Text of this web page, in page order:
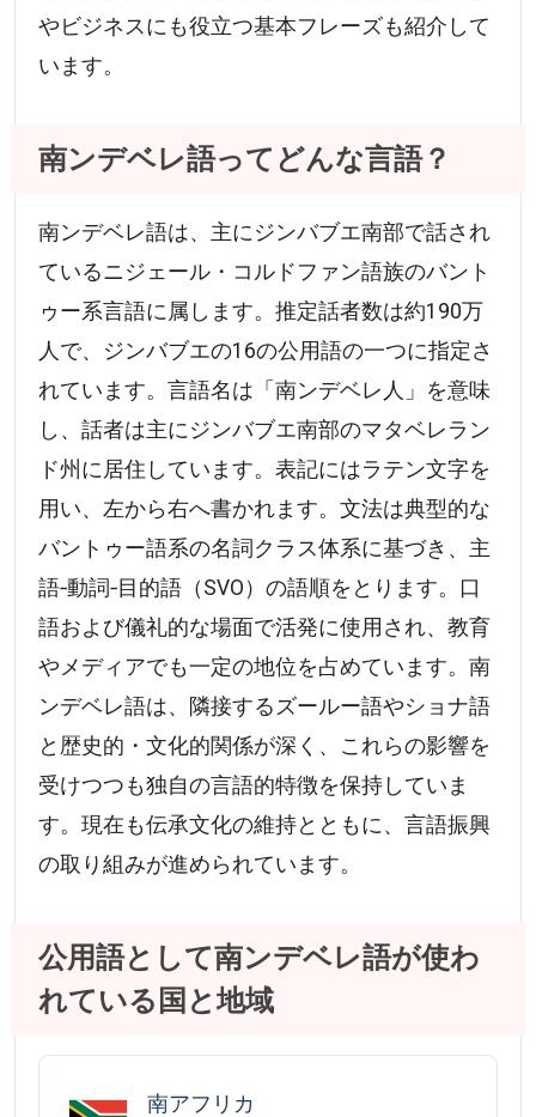
やビジネスにも役立つ基本フレーズも紹介して
います。
南ンデベレ語ってどんな言語？
南ンデベレ語は、主にジンバブエ南部で話され
ているニジェール・コルドファン語族のバント
ゥー系言語に属します。推定話者数は約190万
人で、ジンバブエの16の公用語の一つに指定さ
れています。言語名は「南ンデベレ人」を意味
し、話者は主にジンバブエ南部のマタベレラン
ド州に居住しています。表記にはラテン文字を
用い、左から右へ書かれます。文法は典型的な
バントゥー語系の名詞クラス体系に基づき、主
語‐動詞‐目的語（SVO）の語順をとります。口
語および儀礼的な場面で活発に使用され、教育
やメディアでも一定の地位を占めています。南
ンデベレ語は、隣接するズールー語やショナ語
と歴史的・文化的関係が深く、これらの影響を
受けつつも独自の言語的特徴を保持していま
す。現在も伝承文化の維持とともに、言語振興
の取り組みが進められています。
公用語として南ンデベレ語が使わ
れている国と地域
南アフリカ